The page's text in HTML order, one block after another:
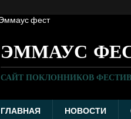
ЭММАУС
САЙТ ПОКЛОННИКОВ
ГЛАВНАЯ НОВОСТИ